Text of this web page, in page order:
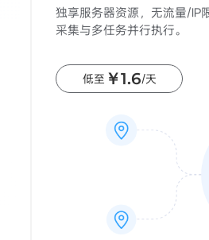
独享服务器资源，无流量/IP
采集与多任务并行执行。
低至 ￥1.6/天